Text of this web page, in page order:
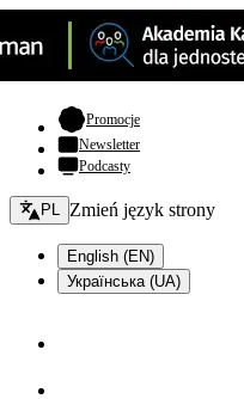
Promocje- otwiera się w
Newsletter
Podcasty
Zmień język - bieżący:
PL Zmień język strony
English (EN)
Українська (UA)